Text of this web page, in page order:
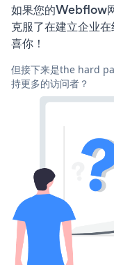
如果您的Webflow
克服了在建立企业
喜你！
但接下来是the hard
持更多的访问者？